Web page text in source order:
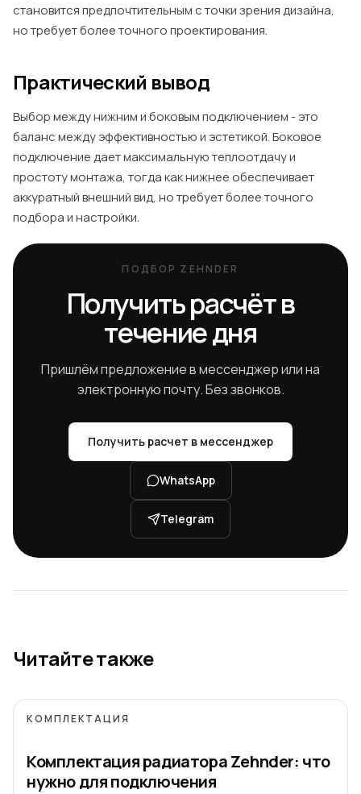
становится предпочтительным с точки зрения дизайна,
но требует более точного проектирования.
Практический вывод
Выбор между нижним и боковым подключением - это
баланс между эффективностью и эстетикой. Боковое
подключение дает максимальную теплоотдачу и
простоту монтажа, тогда как нижнее обеспечивает
аккуратный внешний вид, но требует более точного
подбора и настройки.
ПОДБОР ZEHNDER
Получить расчёт в
течение дня
Пришлём предложение в мессенджер или на
электронную почту. Без звонков.
Получить расчет в мессенджер
WhatsApp
Telegram
Читайте также
КОМПЛЕКТАЦИЯ
Комплектация радиатора Zehnder: что
нужно для подключения